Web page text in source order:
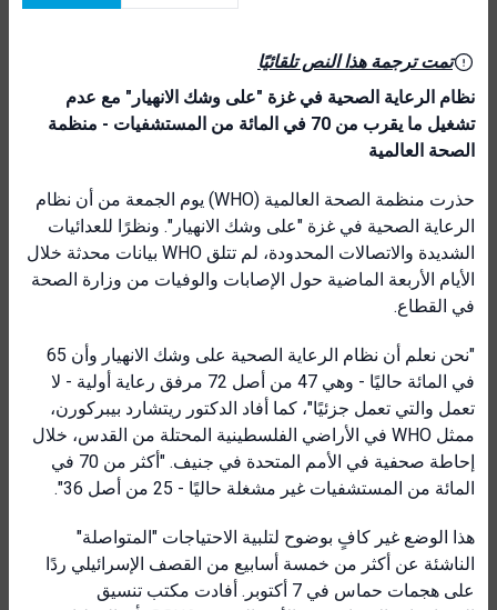
تمت ترجمة هذا النص تلقائيًا
نظام الرعاية الصحية في غزة "على وشك الانهيار" مع عدم
تشغيل ما يقرب من 70 في المائة من المستشفيات - منظمة
الصحة العالمية
حذرت منظمة الصحة العالمية (WHO) يوم الجمعة من أن نظام
الرعاية الصحية في غزة "على وشك الانهيار". ونظرًا للعدائيات
الشديدة والاتصالات المحدودة، لم تتلق WHO بيانات محدثة خلال
الأيام الأربعة الماضية حول الإصابات والوفيات من وزارة الصحة
في القطاع.
"نحن نعلم أن نظام الرعاية الصحية على وشك الانهيار وأن 65
في المائة حاليًا - وهي 47 من أصل 72 مرفق رعاية أولية - لا
تعمل والتي تعمل جزئيًا"، كما أفاد الدكتور ريتشارد بيبركورن،
ممثل WHO في الأراضي الفلسطينية المحتلة من القدس، خلال
إحاطة صحفية في الأمم المتحدة في جنيف. "أكثر من 70 في
المائة من المستشفيات غير مشغلة حاليًا - 25 من أصل 36".
هذا الوضع غير كافٍ بوضوح لتلبية الاحتياجات "المتواصلة"
الناشئة عن أكثر من خمسة أسابيع من القصف الإسرائيلي ردًا
على هجمات حماس في 7 أكتوبر. أفادت مكتب تنسيق